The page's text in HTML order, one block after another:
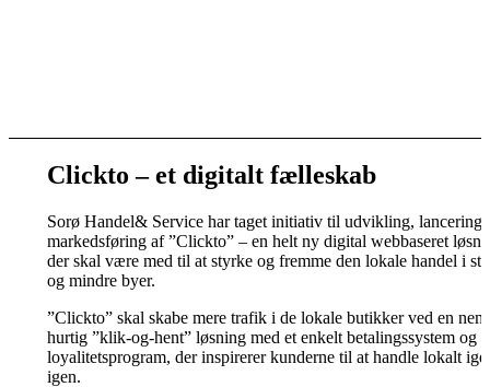
Clickto – et digitalt fælleskab
Sorø Handel& Service har taget initiativ til udvikling, lancering
markedsføring af ”Clickto” – en helt ny digital webbaseret
der skal være med til at styrke og fremme den lokale handel i
og mindre byer.
”Clickto” skal skabe mere trafik i de lokale butikker ved en
hurtig ”klik-og-hent” løsning med et enkelt betalingssystem og
loyalitetsprogram, der inspirerer kunderne til at handle lokalt
igen.